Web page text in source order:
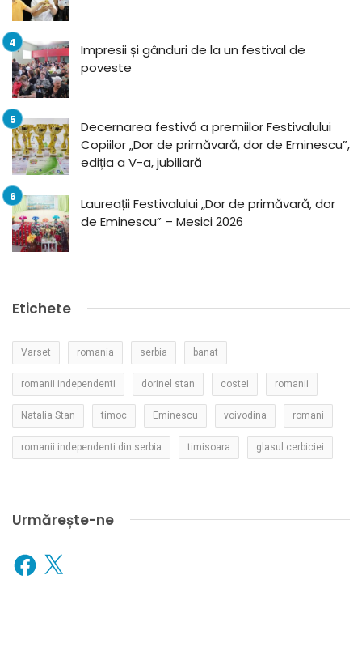
Impresii și gânduri de la un festival de
poveste
Decernarea festivă a premiilor Festivalului
Copiilor „Dor de primăvară, dor de Eminescu”,
ediția a V-a, jubiliară
Laureații Festivalului „Dor de primăvară, dor
de Eminescu” – Mesici 2026
Etichete
Varset romania serbia banat
romanii independenti dorinel stan costei romanii
Natalia Stan timoc Eminescu voivodina romani
romanii independenti din serbia timisoara glasul cerbiciei
Urmărește-ne
Facebook
X